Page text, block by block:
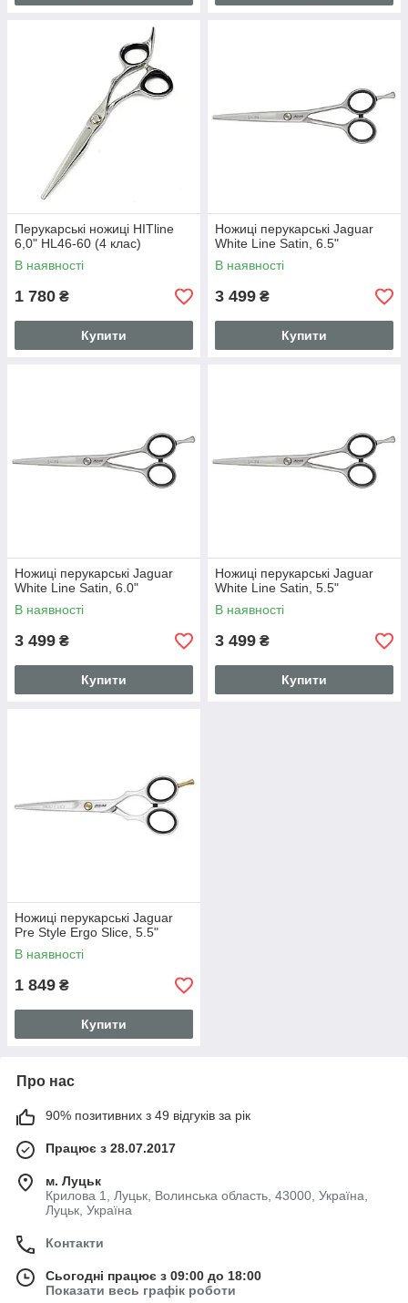
Перукарські ножиці HITline
6,0" HL46-60 (4 клас)
В наявності
1 780 ₴
Купити
Ножиці перукарські Jaguar
White Line Satin, 6.5"
В наявності
3 499 ₴
Купити
Ножиці перукарські Jaguar
White Line Satin, 6.0"
В наявності
3 499 ₴
Купити
Ножиці перукарські Jaguar
White Line Satin, 5.5"
В наявності
3 499 ₴
Купити
Ножиці перукарські Jaguar
Pre Style Ergo Slice, 5.5"
В наявності
1 849 ₴
Купити
Про нас
90% позитивних з 49 відгуків за рік
Працює з 28.07.2017
м. Луцьк
Крилова 1, Луцьк, Волинська область, 43000, Україна,
Луцьк, Україна
Контакти
Сьогодні працює з 09:00 до 18:00
Показати весь графік роботи